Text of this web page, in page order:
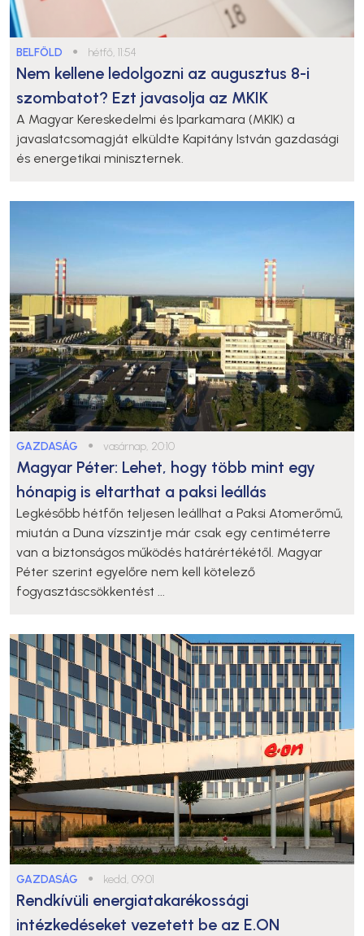
BELFÖLD ● hétfő, 11:54
Nem kellene ledolgozni az augusztus 8-i
szombatot? Ezt javasolja az MKIK
A Magyar Kereskedelmi és Iparkamara (MKIK) a
javaslatcsomagját elküldte Kapitány István gazdasági
és energetikai miniszternek.
GAZDASÁG ● vasárnap, 20:10
Magyar Péter: Lehet, hogy több mint egy
hónapig is eltarthat a paksi leállás
Legkésőbb hétfőn teljesen leállhat a Paksi Atomerőmű,
miután a Duna vízszintje már csak egy centiméterre
van a biztonságos működés határértékétől. Magyar
Péter szerint egyelőre nem kell kötelező
fogyasztáscsökkentést ...
GAZDASÁG ● kedd, 09:01
Rendkívüli energiatakarékossági
intézkedéseket vezetett be az E.ON